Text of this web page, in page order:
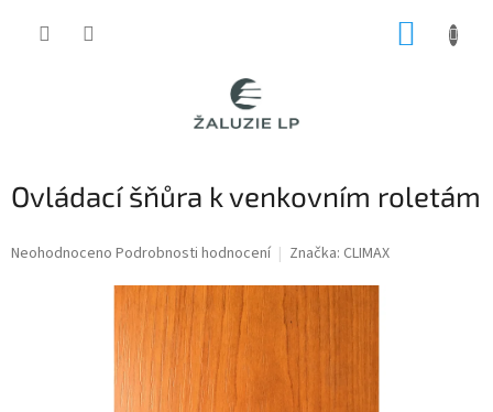
Ovládací šňůra k venkovním roletám
Průměrné
Neohodnoceno Podrobnosti hodnocení Značka: CLIMAX